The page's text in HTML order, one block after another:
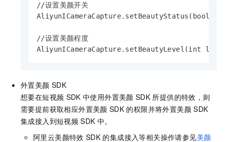
//设置美颜开关
//设置美颜程度
AliyunICameraCapture.setBeautyLevel(int
外置美颜 SDK
想要在短视频 SDK 中使用外置美颜 SDK 所提供的特效，则
需要提前获取相应外置美颜 SDK 的权限并将外置美颜 SDK
集成接入到短视频 SDK 中。
阿里云美颜特效 SDK 的集成接入等相关操作请参见美颜